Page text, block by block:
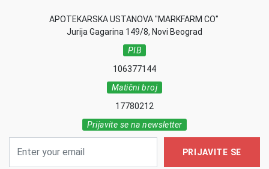
APOTEKARSKA USTANOVA "MARKFARM CO"
Jurija Gagarina 149/8, Novi Beograd
PIB
106377144
Matični broj
17780212
Prijavite se na newsletter
PRIJAVITE SE